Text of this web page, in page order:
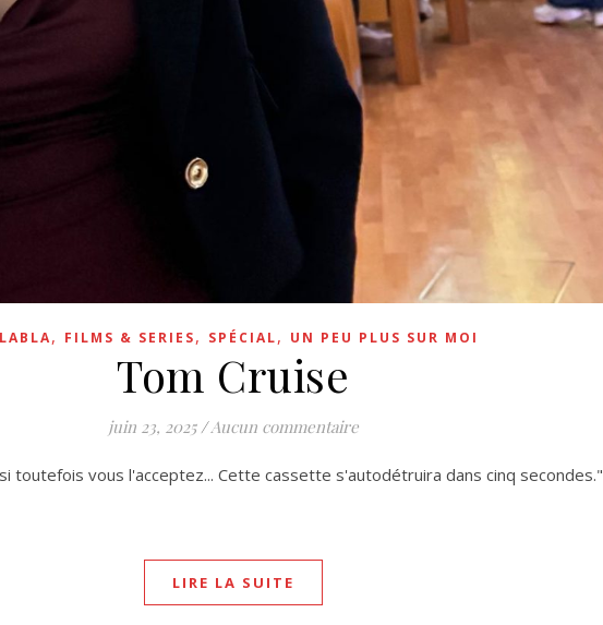
, FILMS & SERIES, SPÉCIAL, UN PEU PLUS SUR MOI
Tom Cruise
juin 23, 2025 / Aucun commentaire
toutefois vous l'acceptez... Cette cassette s'autodétruira dans cinq secondes."
LIRE LA SUITE